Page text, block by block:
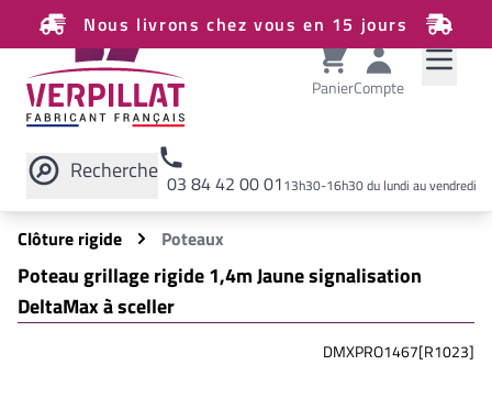
Nous livrons chez vous en 15 jours
PanierCompte
Recherche 03 84 42 00 0113h30-16h30 du lundi au vendredi
Rechercher sur le site
Clôture rigide
Poteaux
Poteau grillage rigide 1,4m Jaune signalisation
DeltaMax à sceller
DMXPRO1467[R1023]